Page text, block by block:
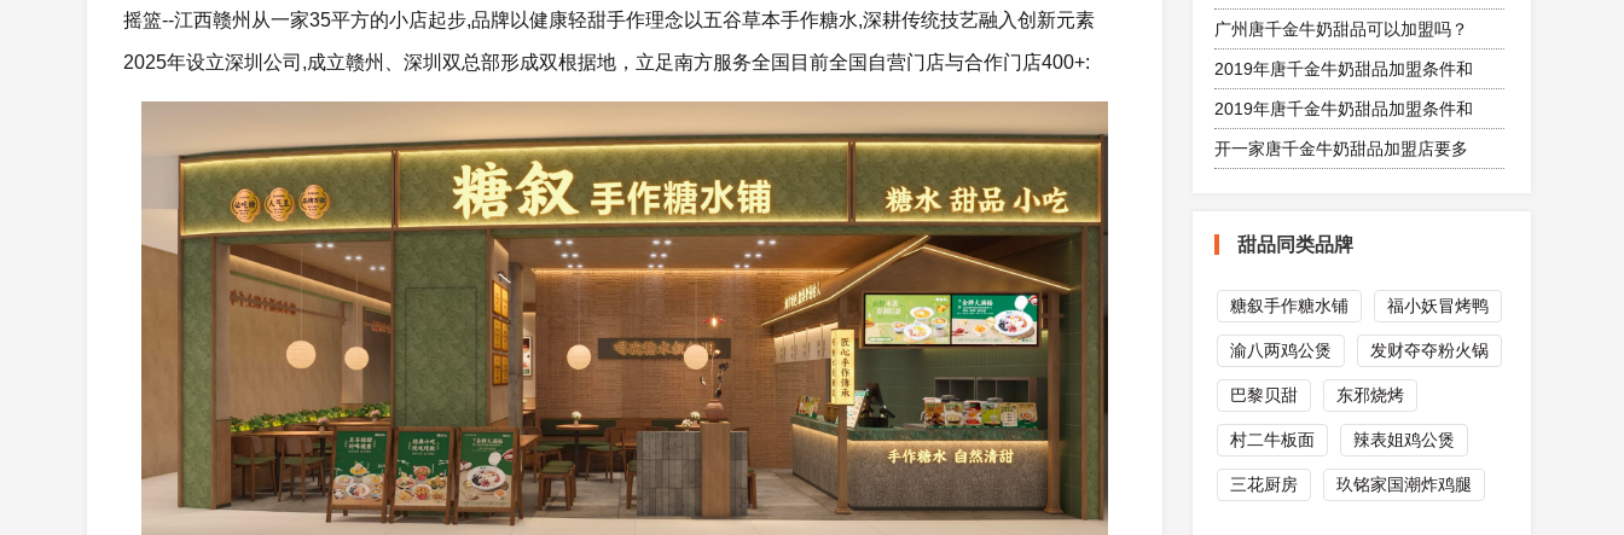
摇篮--江西赣州从一家35平方的小店起步,品牌以健康轻甜手作理念以五谷草本手作糖水,深耕传统技艺融入创新元素
2025年设立深圳公司,成立赣州、深圳双总部形成双根据地，立足南方服务全国目前全国自营门店与合作门店400+:
广州唐千金牛奶甜品可以加盟吗？
2019年唐千金牛奶甜品加盟条件和
2019年唐千金牛奶甜品加盟条件和
开一家唐千金牛奶甜品加盟店要多
甜品同类品牌
糖叙手作糖水铺 福小妖冒烤鸭
渝八两鸡公煲 发财夺夺粉火锅
巴黎贝甜 东邪烧烤
村二牛板面 辣表姐鸡公煲
三花厨房 玖铭家国潮炸鸡腿